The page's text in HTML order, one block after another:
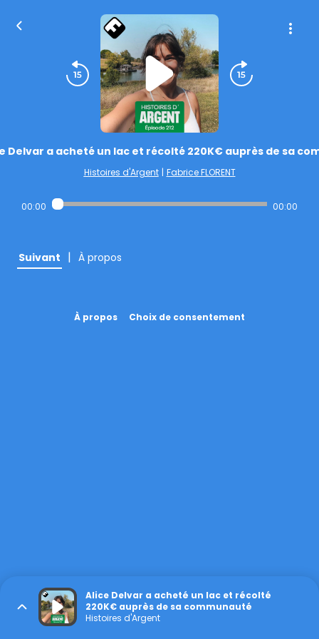
Delvar a acheté un lac et récolté 220K€ auprès de sa
Histoires d'Argent | Fabrice FLORENT
00:00 00:00
Suivant | À propos
À propos Choix de consentement
Alice Delvar a acheté un lac et récolté
220K€ auprès de sa communauté
Histoires d'Argent